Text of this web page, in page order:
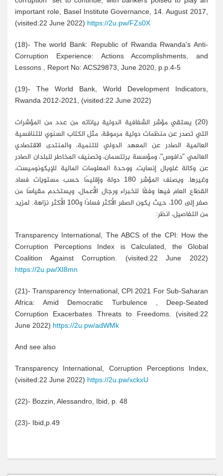
important role, Basel Institute Governance, 14. August 2017,
(visited:22 June 2022) https://2u.pw/FZs0X
(18)- The world Bank: Republic of Rwanda Rwanda's Anti-
Corruption Experience: Actions Accomplishments, and
Lessons , Report No: ACS29873, June 2020, p.p.4-5
(19)- The World Bank, World Development Indicators,
Rwanda 2012-2021, (visited:22 June 2022)
(20) يستقي مؤشر الشفافية الدولية بياناته من عدد من المؤشرات
التي تصدر عن منظمات دولية مرموقة، مثل الكتاب السنوي للتنافسية
العالمية الصادر عن المعهد الدولي للتنمية، والمنتدى الاقتصادي
العالمي "دافوس"، ومؤسسة برلتسمان، وتصنيف المخاطر للبلدان الصادر
عن وكالة غلوبال إنسايت، ووحدة المعلومات المالية للإيكونوميست،
وغيرها. ويصنف المؤشر 180 دولة وإقليمًا حسب مستويات فساد
القطاع العام فيها وفقًا للخبراء ورجال الأعمال، ويستخدم مقياسًا من
صفر إلى 100، حيث يكون الصفر الأكثر فسادًا و100 الأكثر نزاهة. لمزيد
من التفاصيل، انظر:
Transparency International, The ABCS of the CPI: How the
Corruption Perceptions Index is Calculated, the Global
Coalition Against Corruption. (visited:22 June 2022)
https://2u.pw/XI8mn
(21)- Transparency International, CPI 2021 For Sub-Saharan
Africa: Amid Democratic Turbulence , Deep-Seated
Corruption Exacerbates Threats to Freedoms. (visited:22
June 2022) https://2u.pw/adWMk
And see also
Transparency International, Corruption Perceptions Index,
(visited:22 June 2022) https://2u.pw/xckxU
(22)- Bozzin, Alessandro, Ibid, p. 48
(23)- Ibid,p.49